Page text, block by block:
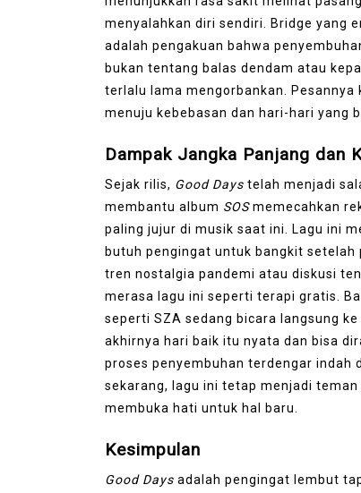
menyalahkan diri sendiri. Bridge yang
adalah pengakuan bahwa
bukan tentang balas dendam atau
terlalu lama mengorbankan.
menuju kebebasan dan hari-hari yang
Dampak Jangka Panjang dan
Sejak rilis, Good Days telah menjadi
membantu album SOSmemecahkan
paling jujur di musik saat ini. Lagu ini
butuh pengingat untuk bangkit
tren nostalgia pandemi atau diskusi
merasa lagu ini seperti terapi gratis.
seperti SZA sedang bicara langsung
akhirnya hari baik itu nyata dan bisa
proses penyembuhan terdengar indah
sekarang, lagu ini tetap menjadi
membuka hati untuk hal baru.
Kesimpulan
Good Days adalah pengingat lembut